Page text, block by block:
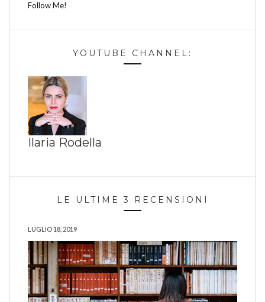
Follow Me!
YOUTUBE CHANNEL:
Ilaria Rodella
LE ULTIME 3 RECENSIONI
LUGLIO 18, 2019